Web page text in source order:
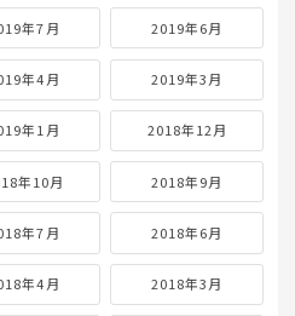
年7月 2019年6月
年4月 2019年3月
年1月 2018年12月
年10月 2018年9月
年7月 2018年6月
年4月 2018年3月